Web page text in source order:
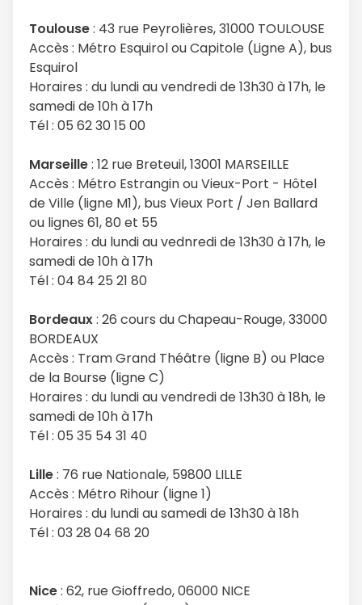
Toulouse: 43 rue Peyrolières, 31000 TOULOUSE
Accès : Métro Esquirol ou Capitole (Ligne A), bus
Esquirol
Horaires : du lundi au vendredi de 13h30 à 17h, le
samedi de 10h à 17h
Tél : 05 62 30 15 00
Marseille: 12 rue Breteuil, 13001 MARSEILLE
Accès : Métro Estrangin ou Vieux-Port - Hôtel
de Ville (ligne M1), bus Vieux Port / Jen Ballard
ou lignes 61, 80 et 55
Horaires : du lundi au vednredi de 13h30 à 17h, le
samedi de 10h à 17h
Tél : 04 84 25 21 80
Bordeaux: 26 cours du Chapeau-Rouge, 33000
BORDEAUX
Accès : Tram Grand Théâtre (ligne B) ou Place
de la Bourse (ligne C)
Horaires : du lundi au vendredi de 13h30 à 18h, le
samedi de 10h à 17h
Tél : 05 35 54 31 40
Lille: 76 rue Nationale, 59800 LILLE
Accès : Métro Rihour (ligne 1)
Horaires : du lundi au samedi de 13h30 à 18h
Tél : 03 28 04 68 20
Nice: 62, rue Gioffredo, 06000 NICE